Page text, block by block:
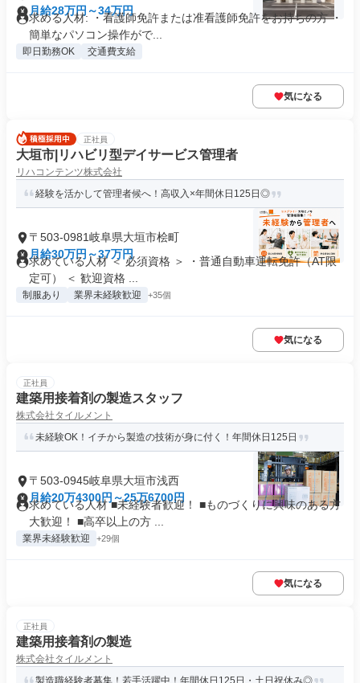
月給28万円～34万円
求める人材: ・看護師免許または准看護師免許をお持ちの方 ・
簡単なパソコン操作がで...
即日勤務OK 交通費支給
気になる
正社員
大垣市|リハビリ型デイサービス管理者
リハコンテンツ株式会社
経験を活かして管理者候へ！高収入×年間休日125日◎
〒503-0981岐阜県大垣市桧町
月給30万円～37万円
求めている人材 ＜ 必須資格 ＞ ・普通自動車運転免許（AT限
定可） ＜ 歓迎資格 ...
制服あり 業界未経験歓迎 +35個
気になる
正社員
建築用接着剤の製造スタッフ
株式会社タイルメント
未経験OK！イチから製造の技術が身に付く！年間休日125日
〒503-0945岐阜県大垣市浅西
月給20万4300円～25万6700円
求めている人材 ■未経験者歓迎！ ■ものづくりに興味のある方
大歓迎！ ■高卒以上の方 ...
業界未経験歓迎 +29個
気になる
正社員
建築用接着剤の製造
株式会社タイルメント
製造職経験者募集！若手活躍中！年間休日125日・土日祝休み◎